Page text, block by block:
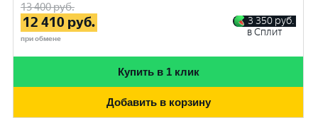
13 400руб.
12 410 руб.
при обмене
3 350 руб.
в Сплит
Купить в 1 клик
Добавить в корзину